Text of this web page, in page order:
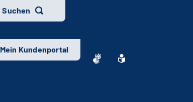
Suchen
Mein Kundenportal